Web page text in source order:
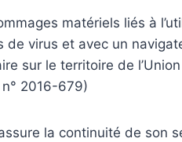
matériels liés à
de virus et avec un
sur le territoire de
2016-679)
la continuité de son